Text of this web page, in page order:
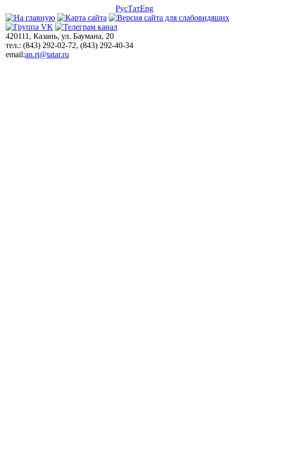
РусТатEng
420111, Казань, ул. Баумана, 20
тел.: (843) 292-02-72, (843) 292-40-34
email:an.rt@tatar.ru